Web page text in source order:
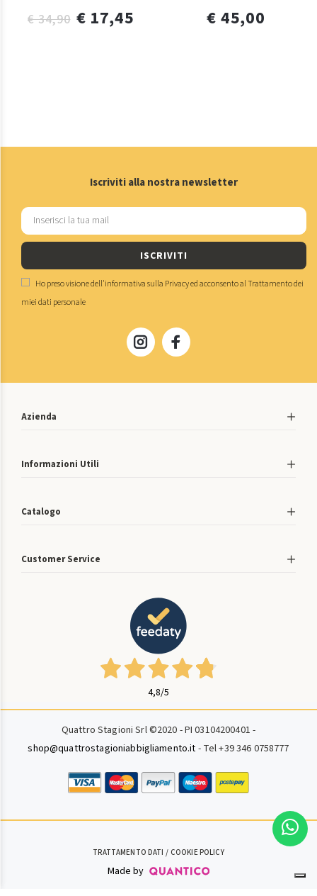
€ 34,90 € 17,45 € 45,00
Iscriviti alla nostra newsletter
ISCRIVITI
Ho preso visione dell'informativa sulla Privacyed acconsento alTrattamento dei
miei dati personale
Azienda
Informazioni Utili
Catalogo
Customer Service
4,8/5
Quattro Stagioni Srl ©2020 - PI 03104200401 -
shop@quattrostagioniabbigliamento.it - Tel +39 346 0758777
TRATTAMENTO DATI COOKIE POLICY
Made by